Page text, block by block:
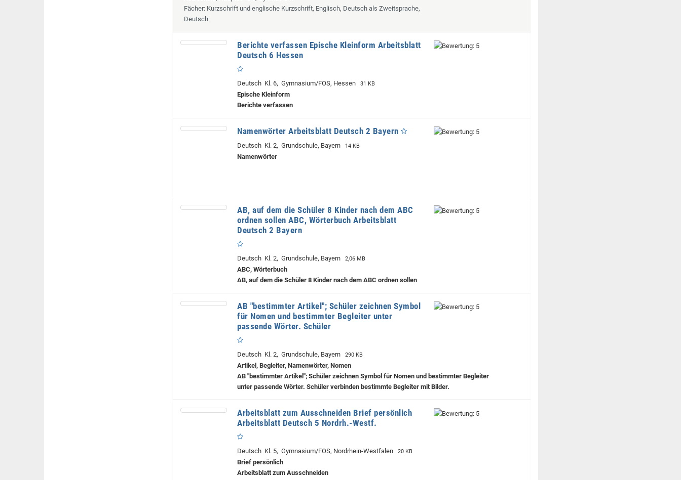
Fächer: Kurzschrift und englische Kurzschrift, Englisch, Deutsch als Zweitsprache,
Deutsch
Berichte verfassen Epische Kleinform Arbeitsblatt
Deutsch 6 Hessen
Deutsch Kl. 6, Gymnasium/FOS, Hessen 31 KB
Epische Kleinform
Berichte verfassen
Namenwörter Arbeitsblatt Deutsch 2 Bayern
Deutsch Kl. 2, Grundschule, Bayern 14 KB
Namenwörter
AB, auf dem die Schüler 8 Kinder nach dem ABC
ordnen sollen ABC, Wörterbuch Arbeitsblatt
Deutsch 2 Bayern
Deutsch Kl. 2, Grundschule, Bayern 2,06 MB
ABC, Wörterbuch
AB, auf dem die Schüler 8 Kinder nach dem ABC ordnen sollen
AB "bestimmter Artikel"; Schüler zeichnen Symbol
für Nomen und bestimmter Begleiter unter
passende Wörter. Schüler
Deutsch Kl. 2, Grundschule, Bayern 290 KB
Artikel, Begleiter, Namenwörter, Nomen
AB "bestimmter Artikel"; Schüler zeichnen Symbol für Nomen und bestimmter Begleiter
unter passende Wörter. Schüler verbinden bestimmte Begleiter mit Bilder.
Arbeitsblatt zum Ausschneiden Brief persönlich
Arbeitsblatt Deutsch 5 Nordrh.-Westf.
Deutsch Kl. 5, Gymnasium/FOS, Nordrhein-Westfalen 20 KB
Brief persönlich
Arbeitsblatt zum Ausschneiden